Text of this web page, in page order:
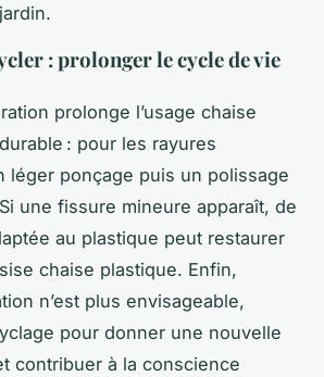
: prolonger le cycle de vie
prolonge l’usage chaise
: pour les rayures
léger ponçage puis un polissage
une fissure mineure apparaît, de
au plastique peut restaurer
chaise plastique. Enfin,
n’est plus envisageable,
pour donner une nouvelle
contribuer à la conscience